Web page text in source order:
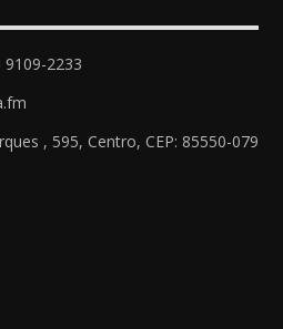
9109-2233
, 595, Centro, CEP: 85550-079